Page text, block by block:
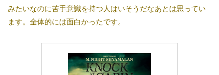
みたいなのに苦手意識を持つ人はいそうだなあとは思ってい
ます。全体的には面白かったです。